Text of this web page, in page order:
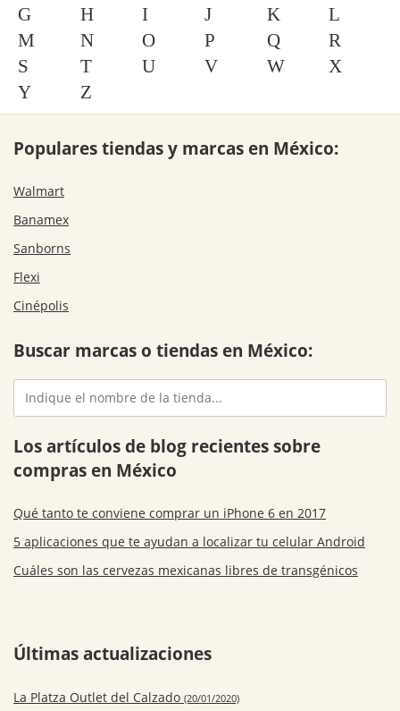
G
H I J K
L
M
N O P Q
R
S
T U V W
X
Y
Z
Populares tiendas y marcas en México:
Walmart
Banamex
Sanborns
Flexi
Cinépolis
Buscar marcas o tiendas en México:
Los artículos de blog recientes sobre
compras en México
Qué tanto te conviene comprar un iPhone 6 en 2017
5 aplicaciones que te ayudan a localizar tu celular Android
Cuáles son las cervezas mexicanas libres de transgénicos
Últimas actualizaciones
La Platza Outlet del Calzado (20/01/2020)